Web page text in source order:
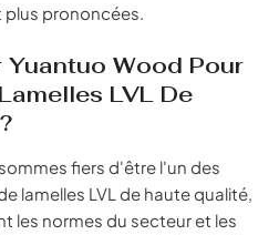
plus prononcées.
Yuantuo Wood Pour
LVL De
fiers d'être l'un des
lamelles LVL de haute qualité,
les normes du secteur et les